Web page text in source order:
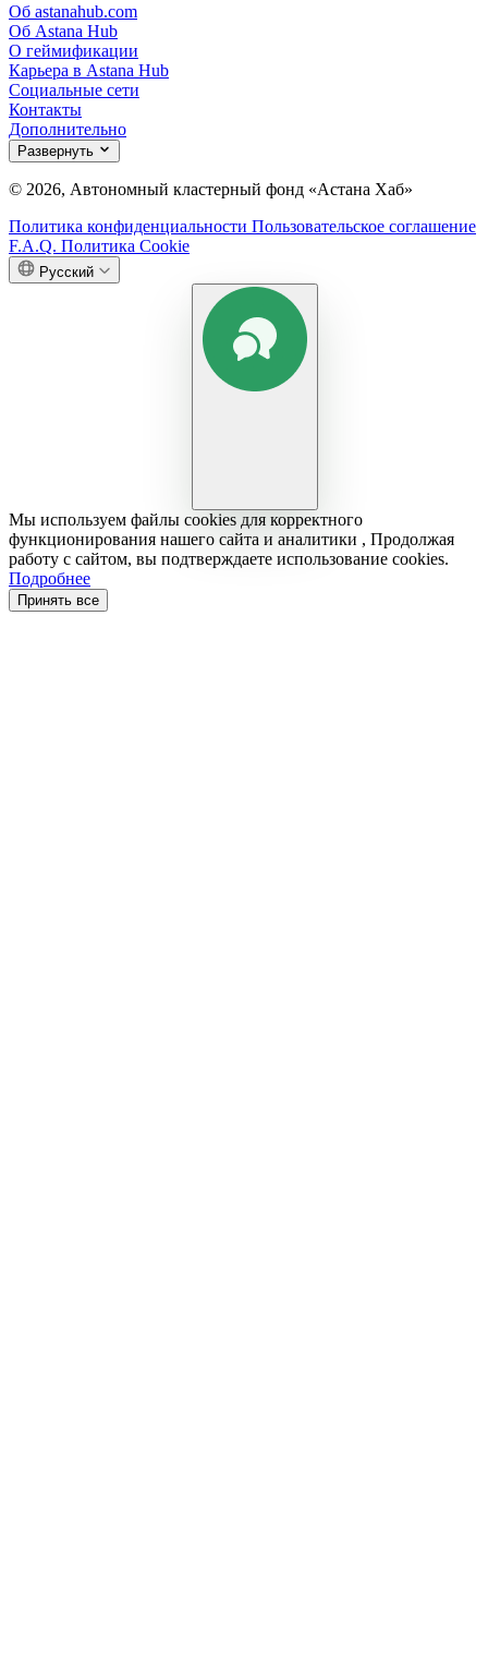
Об astanahub.com
Об Astana Hub
О геймификации
Карьера в Astana Hub
Социальные сети
Контакты
Дополнительно
Развернуть
© 2026, Автономный кластерный фонд «Астана Хаб»
Политика конфиденциальности Пользовательское соглашение
F.A.Q. Политика Cookie
Русский
Мы используем файлы cookies для корректного
функционирования нашего сайта и аналитики , Продолжая
работу с сайтом, вы подтверждаете использование cookies.
Подробнее
Принять все